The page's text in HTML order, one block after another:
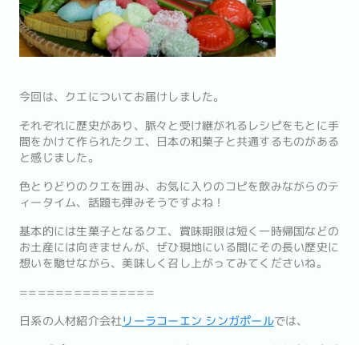
今回は、クエについてお届けしました。
それぞれに歴史があり、脈々と受け継がれるレシピをもとに手
間をかけて作られたクエ、日本の和菓子と共通するものがある
と感じました。
色とりどりのクエを囲み、お気に入りのコピを飲みながらのテ
ィータイム、話題も弾みそうですよね！
基本的には生菓子となるクエ、賞味期限は短く一時帰国などの
お土産には向きませんが、ぜひ現地にいる間にその長い歴史に
想いを馳せながら、美味しく召し上がってみてくださいね。
===============
日系の人材紹介会社リーラコーエン シンガポールでは、